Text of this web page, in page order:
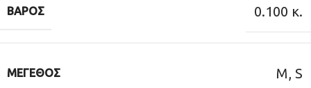
ΒΆΡΟΣ 0.100 κ.
ΜΈΓΕΘΟΣ M, S